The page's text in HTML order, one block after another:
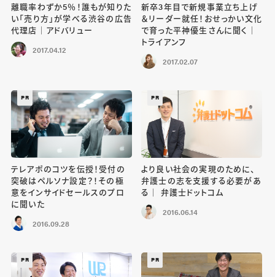
離職率わずか5％！誰もが知りた
い「売り方」が学べる渋谷の広告
代理店｜アドバリュー
2017.04.12
新卒3年目で新規事業立ち上げ
＆リーダー就任！おせっかい文化
で育った平神優生さんに聞く｜
トライアンフ
2017.02.07
PR
テレアポのコツを伝授！受付の
突破はペルソナ設定？！その極
意をインサイドセールスのプロ
に聞いた
2016.09.28
PR
より良い社会の実現のために、
弁護士の志を支援する必要があ
る｜ 弁護士ドットコム
2016.06.14
PR PR